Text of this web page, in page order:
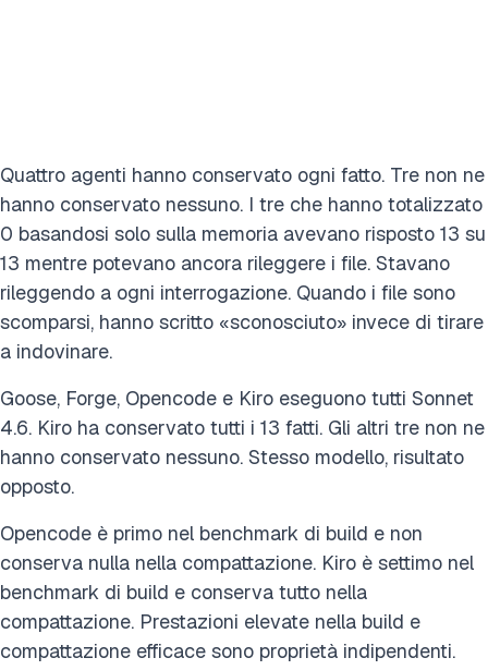
Quattro agenti hanno conservato ogni fatto. Tre non ne
hanno conservato nessuno. I tre che hanno totalizzato
0 basandosi solo sulla memoria avevano risposto 13 su
13 mentre potevano ancora rileggere i file. Stavano
rileggendo a ogni interrogazione. Quando i file sono
scomparsi, hanno scritto «sconosciuto» invece di tirare
a indovinare.
Goose, Forge, Opencode e Kiro eseguono tutti Sonnet
4.6. Kiro ha conservato tutti i 13 fatti. Gli altri tre non ne
hanno conservato nessuno. Stesso modello, risultato
opposto.
Opencode è primo nel benchmark di build e non
conserva nulla nella compattazione. Kiro è settimo nel
benchmark di build e conserva tutto nella
compattazione. Prestazioni elevate nella build e
compattazione efficace sono proprietà indipendenti.